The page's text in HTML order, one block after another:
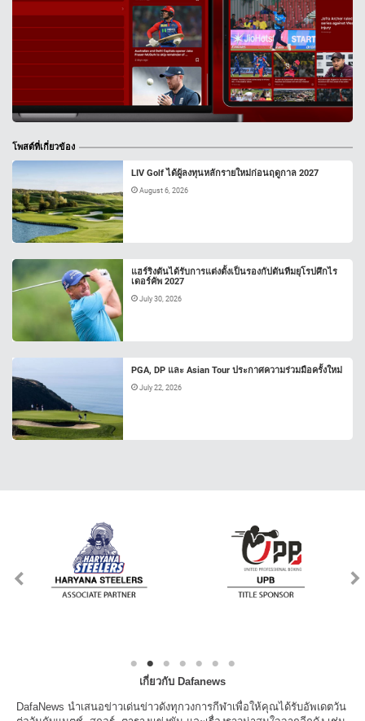
โพสต์ที่เกี่ยวข้อง
LIV Golf ได้ผู้ลงทุนหลักรายใหม่ก่อนฤดูกาล 2027
August 6, 2026
แฮร์ริงตันได้รับการแต่งตั้งเป็นรองกัปตันทีมยุโรปศึกไร
เดอร์คัพ 2027
July 30, 2026
PGA, DP และ Asian Tour ประกาศความร่วมมือครั้งใหม่
July 22, 2026
เกี่ยวกับ Dafanews
DafaNews นำเสนอข่าวเด่นข่าวดังทุกวงการกีฬาเพื่อให้คุณได้รับอัพเดตวัน